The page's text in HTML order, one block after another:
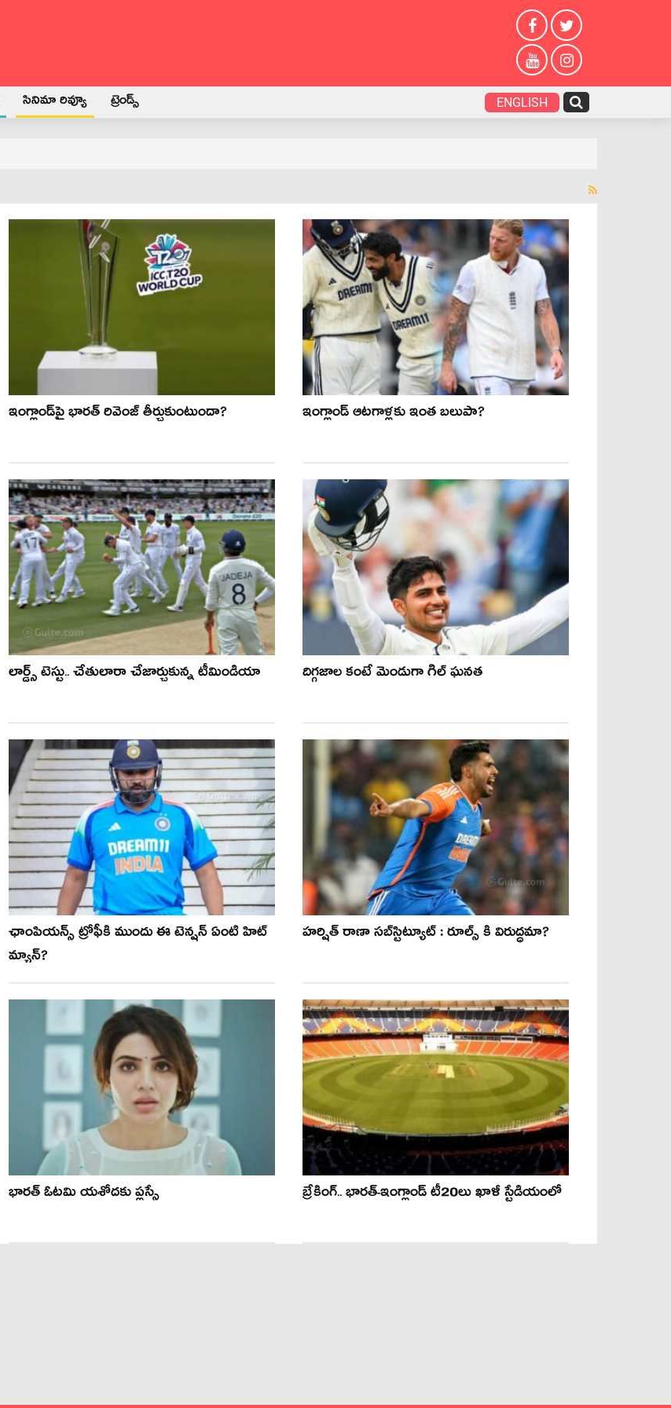
సినిమా రివ్యూ ట్రెండ్స్ ENGLISH
ఇంగ్లాండ్‌పై భారత్ రివెంజ్ తీర్చుకుంటుందా? ఇంగ్లాండ్‌ ఆటగాళ్లకు ఇంత బలుపా?
లార్డ్స్ టెస్టు.. చేతులారా చేజార్చుకున్న టీమిండియా దిగ్గజాల కంటే మెండుగా గిల్ ఘనత
ఛాంపియన్స్ ట్రోఫీకి ముందు ఈ టెన్షన్ ఏంటి హిట్
మ్యాన్?
హర్షిత్ రాణా సబ్‌స్టిట్యూట్ : రూల్స్ కి విరుద్ధమా?
భారత్ ఓటమి యశోదకు ప్లస్సే బ్రేకింగ్.. భార‌త్‌-ఇంగ్లాండ్ టీ20లు ఖాళీ స్టేడియంలో